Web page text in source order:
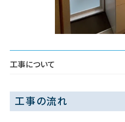
工事について
工事の流れ